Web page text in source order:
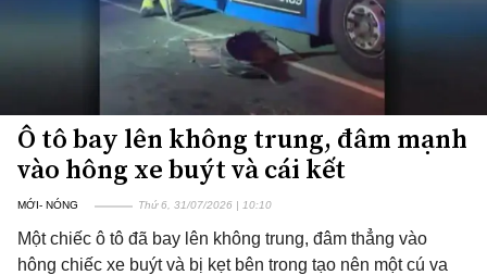
Ô tô bay lên không trung, đâm mạnh
vào hông xe buýt và cái kết
MỚI- NÓNG Thứ 6, 31/07/2026 | 10:10
Một chiếc ô tô đã bay lên không trung, đâm thẳng vào
hông chiếc xe buýt và bị kẹt bên trong tạo nên một cú va